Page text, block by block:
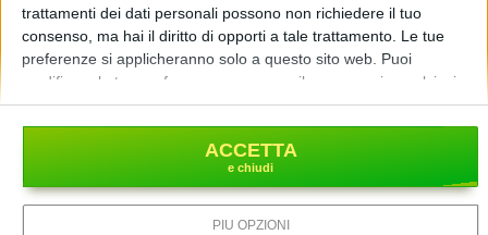
trattamenti dei dati personali possono non richiedere il tuo
consenso, ma hai il diritto di opporti a tale trattamento. Le tue
preferenze si applicheranno solo a questo sito web. Puoi
modificare le tue preferenze o revocare il consenso in qualsiasi
momento tornando su questo sito e facendo clic sul pulsante
"Privacy" in fondo alla pagina web.
PIÙ OPZIONI
ACCETTA
8.00
Sky Sport Calcio
(202)
#SKYBUFFARACCONTA BEARZOT
RUBRICA
(202)
UEFA CHAMPIONS LEAGUE STORY
SPORT CALCIO
+ INFO »